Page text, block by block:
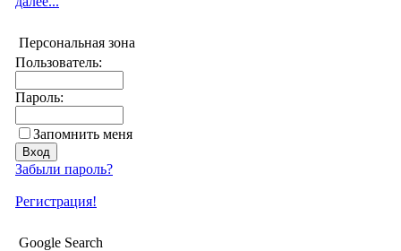
Персональная зона
Пользователь:
Пароль:
Запомнить меня
Забыли пароль?
Регистрация!
Google Search